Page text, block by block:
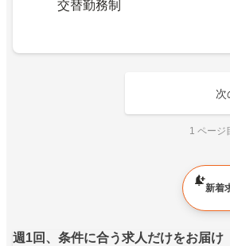
交替勤務制
次
1 ページ
新着
週1回、条件に合う求人だけをお届け